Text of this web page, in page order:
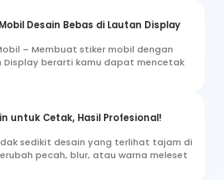
Desain Bebas di Lautan Display
– Membuat stiker mobil dengan
Display berarti kamu dapat mencetak
untuk Cetak, Hasil Profesional!
sedikit desain yang terlihat tajam di
pecah, blur, atau warna meleset